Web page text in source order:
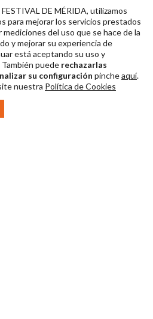
de
en alta
DE MÉRIDA, utilizamos
para mejorar los servicios prestados
del uso que se hace de la
y mejorar su experiencia de
está aceptando su uso y
puede rechazarlas
su configuración pincheaquí.
nuestra Política de Cookies